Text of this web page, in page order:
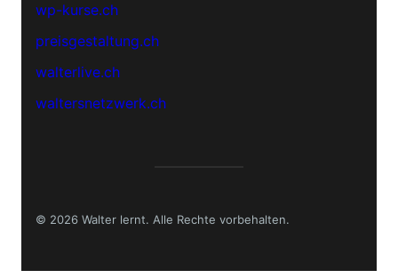
wp-kurse.ch
preisgestaltung.ch
walterlive.ch
waltersnetzwerk.ch
© 2026 Walter lernt. Alle Rechte vorbehalten.